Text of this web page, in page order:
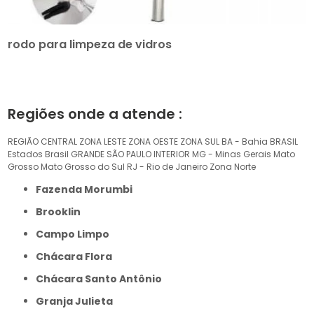
rodo para limpeza de vidros
Regiões onde a atende :
REGIÃO CENTRAL ZONA LESTE ZONA OESTE ZONA SUL BA - Bahia BRASIL
Estados Brasil GRANDE SÃO PAULO INTERIOR MG - Minas Gerais Mato
Grosso Mato Grosso do Sul RJ - Rio de Janeiro Zona Norte
Fazenda Morumbi
Brooklin
Campo Limpo
Chácara Flora
Chácara Santo Antônio
Granja Julieta